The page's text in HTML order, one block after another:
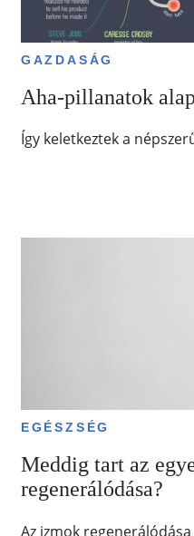
GAZDASÁG
Aha-pillanatok
Így keletkeztek a
EGÉSZSÉG
Meddig tart az
regenerálódása?
Az izmok